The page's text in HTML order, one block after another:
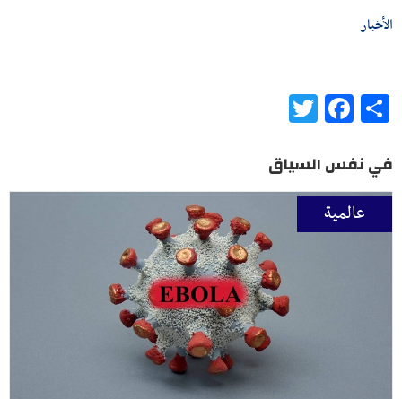
الأخبار
Share
Facebook
في نفس السياق
عالمية